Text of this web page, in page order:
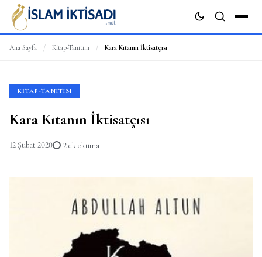
Ana Sayfa / Kitap-Tanıtım / Kara Kıtanın İktisatçısı
KITAP-TANITIM
Kara Kıtanın İktisatçısı
12 Şubat 2020 2 dk okuma